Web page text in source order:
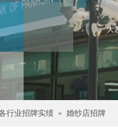
大
行业招牌实绩 » 婚纱店招牌